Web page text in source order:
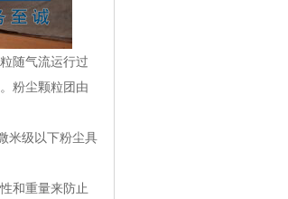
随气流运行过
粉尘颗粒团由
米级以下粉尘具
和重量来防止